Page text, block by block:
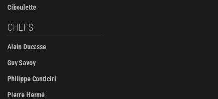
Ciboulette
CHEFS
Alain Ducasse
Guy Savoy
Philippe Conticini
Pierre Hermé